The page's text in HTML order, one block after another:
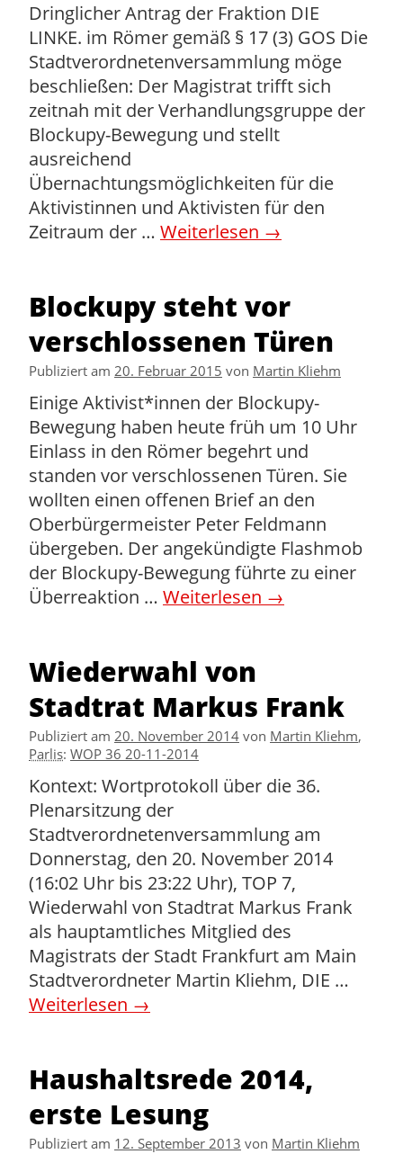
Dringlicher Antrag der Fraktion DIE
LINKE. im Römer gemäß § 17 (3) GOS Die
Stadtverordnetenversammlung möge
beschließen: Der Magistrat trifft sich
zeitnah mit der Verhandlungsgruppe der
Blockupy-Bewegung und stellt
ausreichend
Übernachtungsmöglichkeiten für die
Aktivistinnen und Aktivisten für den
Zeitraum der … Weiterlesen →
Blockupy steht vor
verschlossenen Türen
Publiziert am 20. Februar 2015 von Martin Kliehm
Einige Aktivist*innen der Blockupy-
Bewegung haben heute früh um 10 Uhr
Einlass in den Römer begehrt und
standen vor verschlossenen Türen. Sie
wollten einen offenen Brief an den
Oberbürgermeister Peter Feldmann
übergeben. Der angekündigte Flashmob
der Blockupy-Bewegung führte zu einer
Überreaktion … Weiterlesen →
Wiederwahl von
Stadtrat Markus Frank
Publiziert am 20. November 2014 von Martin Kliehm,
Parlis: WOP 36 20-11-2014
Kontext: Wortprotokoll über die 36.
Plenarsitzung der
Stadtverordnetenversammlung am
Donnerstag, den 20. November 2014
(16:02 Uhr bis 23:22 Uhr), TOP 7,
Wiederwahl von Stadtrat Markus Frank
als hauptamtliches Mitglied des
Magistrats der Stadt Frankfurt am Main
Stadtverordneter Martin Kliehm, DIE …
Weiterlesen →
Haushaltsrede 2014,
erste Lesung
Publiziert am 12. September 2013 von Martin Kliehm